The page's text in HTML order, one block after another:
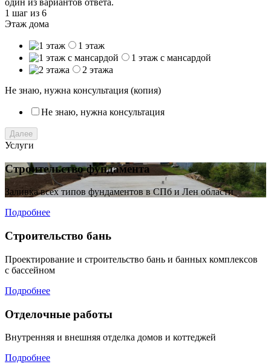
один из вариантов ответа.
1 шаг из 6
Этаж дома
1 этаж
1 этаж с мансардой
2 этажа
Не знаю, нужна консультация (копия)
Не знаю, нужна консультация
Далее
Услуги
Строительство фундамента
Заливка всех типов фундаментов в СПб и Лен области
Подробнее
Строительство бань
Проектирование и строительство бань и банных комплексов
с бассейном
Подробнее
Отделочные работы
Внутренняя и внешняя отделка домов и коттеджей
Подробнее